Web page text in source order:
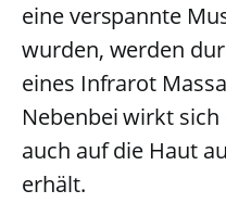
eine verspannte
wurden, werden
eines Infrarot
Nebenbei wirkt
auch auf die Haut
erhält.